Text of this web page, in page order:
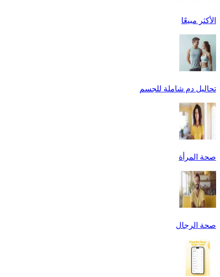
الأكثر مبيعًا
تحاليل دم شاملة للجسم
صحة المرأة
صحة الرجال